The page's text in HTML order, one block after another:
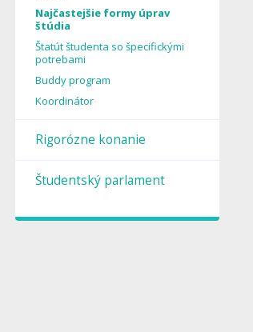
Najčastejšie formy úprav
štúdia
Štatút študenta so špecifickými
potrebami
Buddy program
Koordinátor
Rigorózne konanie
Študentský parlament